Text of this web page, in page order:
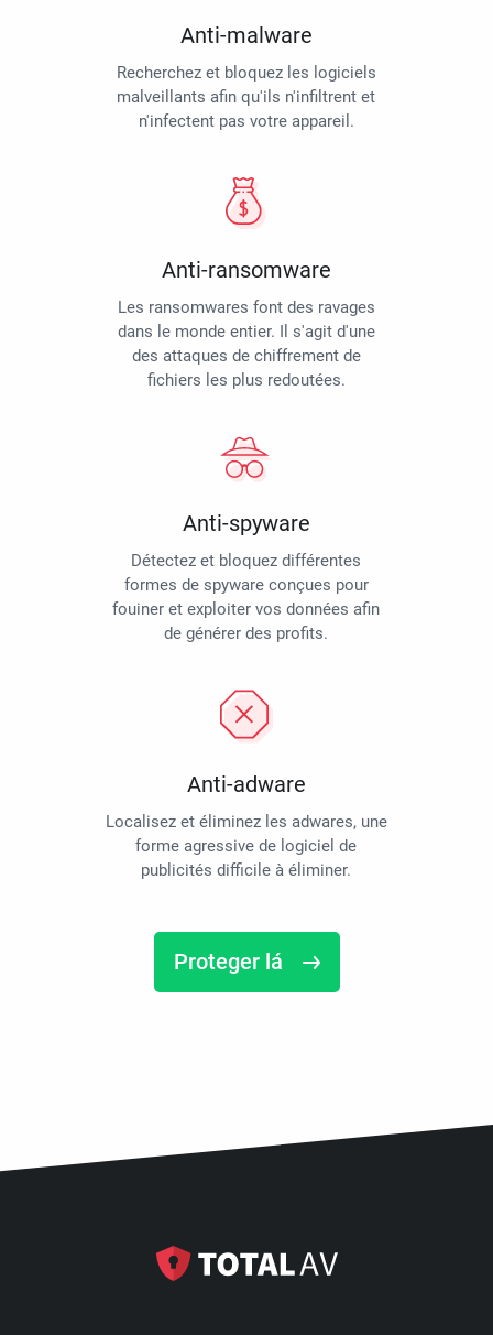
Anti-malware
Recherchez et bloquez les logiciels
malveillants afin qu'ils n'infiltrent et
n'infectent pas votre appareil.
Anti-ransomware
Les ransomwares font des ravages
dans le monde entier. Il s'agit d'une
des attaques de chiffrement de
fichiers les plus redoutées.
Anti-spyware
Détectez et bloquez différentes
formes de spyware conçues pour
fouiner et exploiter vos données afin
de générer des profits.
Anti-adware
Localisez et éliminez les adwares, une
forme agressive de logiciel de
publicités difficile à éliminer.
Proteger lá